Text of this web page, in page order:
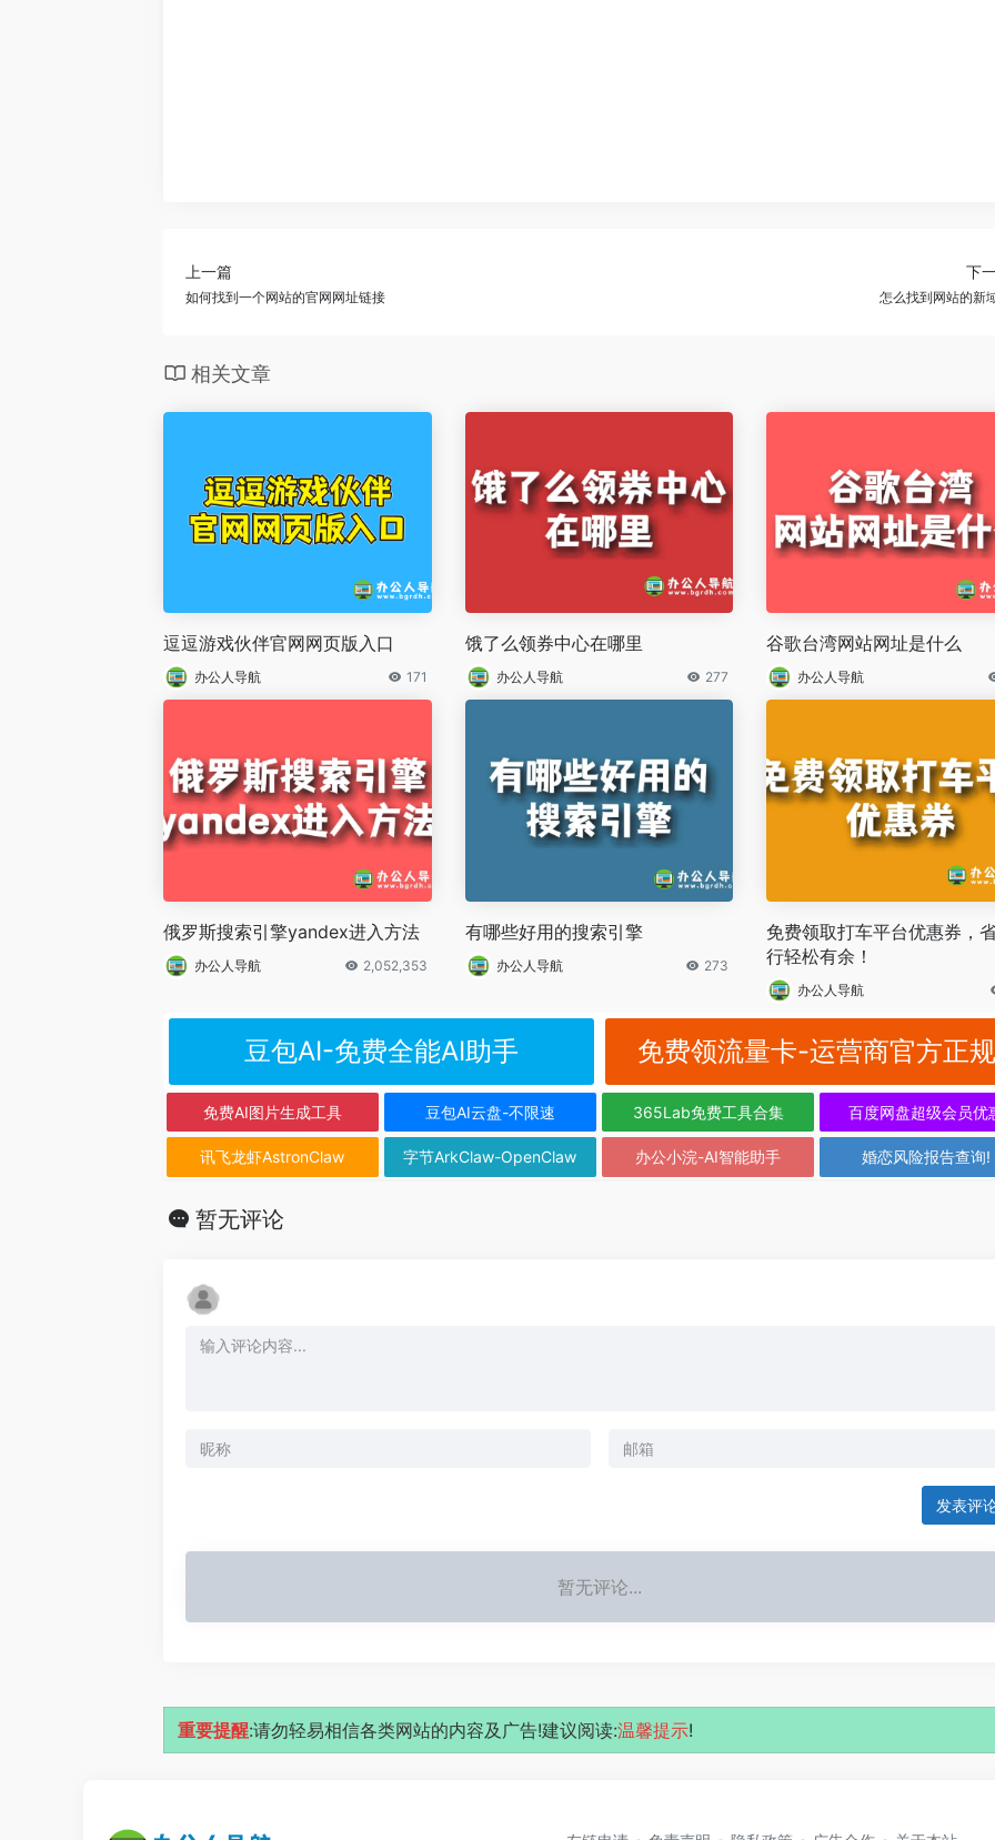
上一篇
如何找到一个网站的官网网址链接
下
怎么找到网站的新
相关文章
逗逗游戏伙伴官网网页版入口
办公人导航 171
饿了么领券中心在哪里
办公人导航 277
谷歌台湾网站网址是什么
办公人导航
俄罗斯搜索引擎yandex进入方法
办公人导航 2,052,353
有哪些好用的搜索引擎
办公人导航 273
免费领取打车平台优惠券，
行轻松有余！
办公人导航
豆包AI-免费全能AI助手 免费领流量卡-运营商官方正
免费AI图片生成工具 豆包AI云盘-不限速 365Lab免费工具合集 百度网盘超级会员优
讯飞龙虾AstronClaw 字节ArkClaw-OpenClaw 办公小浣-AI智能助手 婚恋风险报告查询!
暂无评论
发表评
暂无评论...
重要提醒:请勿轻易相信各类网站的内容及广告!建议阅读:温馨提示!